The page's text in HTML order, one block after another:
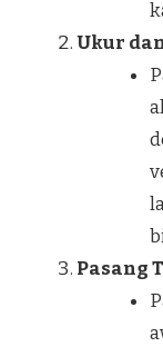
Ukur
Pasang